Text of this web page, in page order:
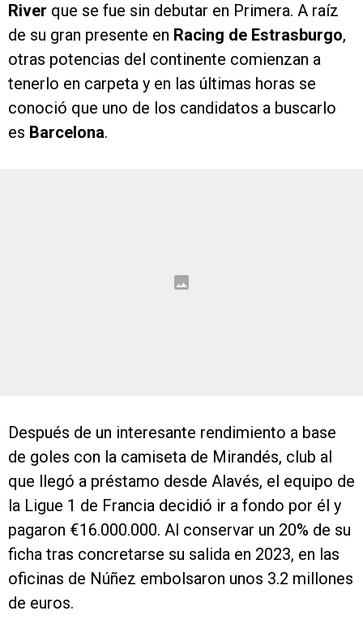
River que se fue sin debutar en Primera. A raíz
de su gran presente en Racing de Estrasburgo,
otras potencias del continente comienzan a
tenerlo en carpeta y en las últimas horas se
conoció que uno de los candidatos a buscarlo
es Barcelona.
Después de un interesante rendimiento a base
de goles con la camiseta de Mirandés, club al
que llegó a préstamo desde Alavés, el equipo de
la Ligue 1 de Francia decidió ir a fondo por él y
pagaron €16.000.000. Al conservar un 20% de su
ficha tras concretarse su salida en 2023, en las
oficinas de Núñez embolsaron unos 3.2 millones
de euros.